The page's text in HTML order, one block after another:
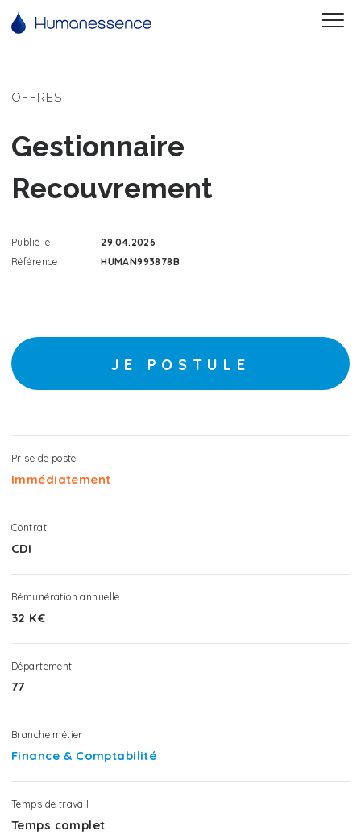
OFFRES
Gestionnaire
Recouvrement
Publié le
29.04.2026
Référence
HUMAN993878B
JE POSTULE
Prise de poste
Immédiatement
Contrat
CDI
Rémunération annuelle
32 K€
Département
77
Branche métier
Finance & Comptabilité
Temps de travail
Temps complet